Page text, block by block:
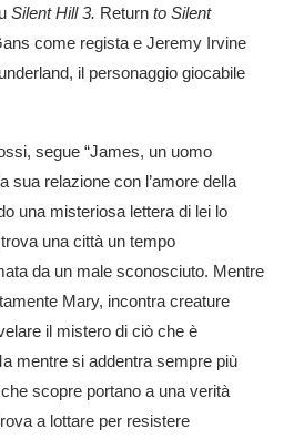
Silent Hill 3. Return to Silent
come regista e Jeremy Irvine
il personaggio giocabile
segue “James, un uomo
sua relazione con l’amore della
una misteriosa lettera di lei lo
una città un tempo
da un male sconosciuto. Mentre
Mary, incontra creature
il mistero di ciò che è
mentre si addentra sempre più
scopre portano a una verità
a lottare per resistere